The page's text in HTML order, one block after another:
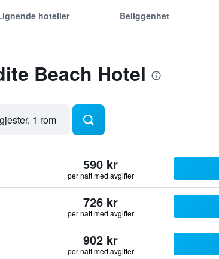
hoteller Beliggenhet
Beach Hotel
1 rom
590 kr
per natt med avgifter
726 kr
per natt med avgifter
902 kr
per natt med avgifter